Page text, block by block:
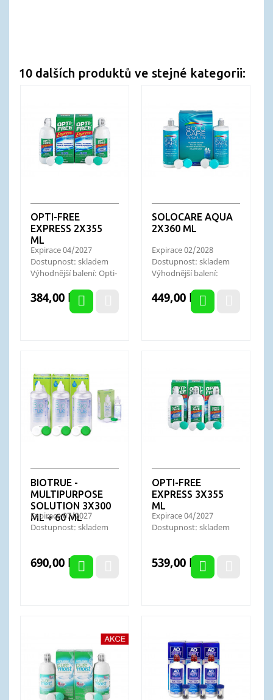
10 dalších produktů ve stejné kategorii:
OPTI-FREE
EXPRESS 2X355
ML
Expirace 04/2027
Dostupnost: skladem
Výhodnější balení: Opti-
Cena
384,00 Kč
SOLOCARE AQUA
2X360 ML
Expirace 02/2028
Dostupnost: skladem
Výhodnější balení:
Cena
449,00 Kč
BIOTRUE -
MULTIPURPOSE
SOLUTION 3X300
ML + 60 ML
Expirace 07/2027
Dostupnost: skladem
Cena
690,00 Kč
OPTI-FREE
EXPRESS 3X355
ML
Expirace 04/2027
Dostupnost: skladem
Cena
539,00 Kč